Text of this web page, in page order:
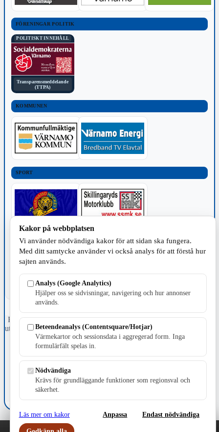
FÖRENINGAR POLITIK
POLITISKT INNEHÅLL
Transparensmeddelande
(TTPA)
KOMMUNEN
SPORT
TILLVERKNING
Fristående webbtidningsföretag grundat 1991 som sedan 2002 ger
ut tidningen Skillingaryd.nu och 2010 lanserades Värnamo.nu. Från
april 2026 omfattar Skillingaryd.nu tre kommuner: Gnosjö,
Värnamo och Vaggeryds kommun.
Kontakta oss
E-post: redaktionen@skillingaryd.nu
Postadress: Gisslaköp 1, 568 92 Skillingaryd
Kakor på webbplatsen
Vi använder nödvändiga kakor för att sidan ska fungera.
Med ditt samtycke använder vi också analys för att förstå hur
sajten används.
Analys (Google Analytics)
Hjälper oss se sidvisningar, navigering och hur annonser
används.
Beteendeanalys (Contentsquare/Hotjar)
Värmekartor och sessionsdata i aggregerad form. Inga
formulärfält spelas in.
Nödvändiga
Krävs för grundläggande funktioner som regionsval och
säkerhet.
Läs mer om kakor Anpassa Endast nödvändiga